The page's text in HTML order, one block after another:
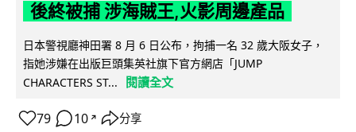
後終被捕 涉海賊王,火影周邊產品
日本警視廳神田署 8 月 6 日公布，拘捕一名 32 歲大阪女子，
指她涉嫌在出版巨頭集英社旗下官方網店「JUMP
CHARACTERS ST...
閱讀全文
79 10 ↗ 分享